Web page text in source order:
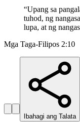
“Upang sa
tuhod, ng
lupa, at ng
Mga Taga-Filipos 2:10
Ibahagi ang Talata